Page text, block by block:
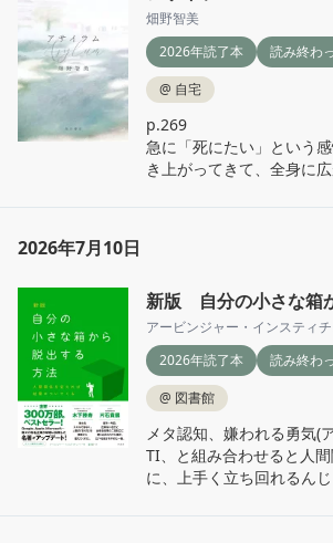
自分の人生を好きに過ごし
り。
畑野智美
2026年読了本
読み終わ
@ 自宅
p.269
急に「死にたい」という
き上がってきて、全身に
表紙の色がずっと頭に浮か
だった。
つい最近、会社の面談で私
くださいと言われ話す時に
ることかもしれないです
に、「あなたが思ってる
聞きたいです。それが全
者から言われた。
2026年7月10日
新版 自分の小さな箱
アービンジャー・インスティチ
2026年読了本
読み終わ
@ 図書館
メタ認知、嫌われる勇気(
TI、と組み合わせると人
に、上手く立ち回れるん